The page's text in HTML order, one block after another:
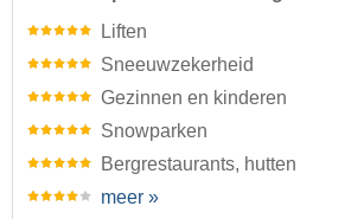
Liften
Sneeuwzekerheid
Gezinnen en kinderen
Snowparken
Bergrestaurants, hutten
meer »